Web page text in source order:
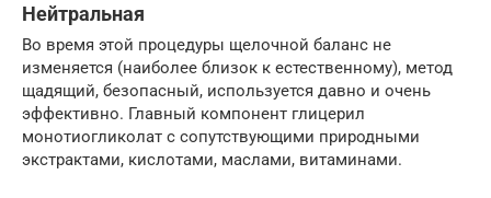
Нейтральная
Во время этой процедуры щелочной баланс не
изменяется (наиболее близок к естественному), метод
щадящий, безопасный, используется давно и очень
эффективно. Главный компонент глицерил
монотиогликолат с сопутствующими природными
экстрактами, кислотами, маслами, витаминами.